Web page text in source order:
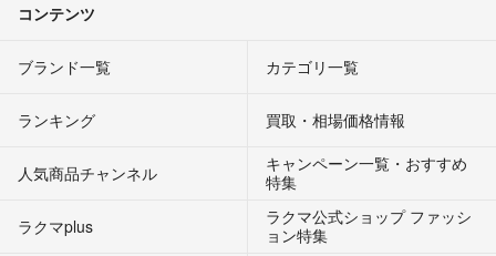
コンテンツ
ブランド一覧 カテゴリ一覧
ランキング 買取・相場価格情報
人気商品チャンネル
キャンペーン一覧・おすすめ
特集
ラクマplus
ラクマ公式ショップ ファッシ
ョン特集